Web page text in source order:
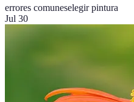
errores comuneselegir pintura
Jul 30